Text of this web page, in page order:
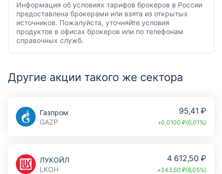
Информация об условиях тарифов брокеров в России
предоставлена брокерами или взята из открытых
источников. Пожалуйста, уточняйте условия
продуктов в офисах брокеров или по телефонам
справочных служб.
Другие акции такого же сектора
Газпром
GAZP
95,41 ₽
+0,0100 ₽(0,01%)
ЛУКОЙЛ
LKOH
4 612,50 ₽
+343,50 ₽(8,05%)